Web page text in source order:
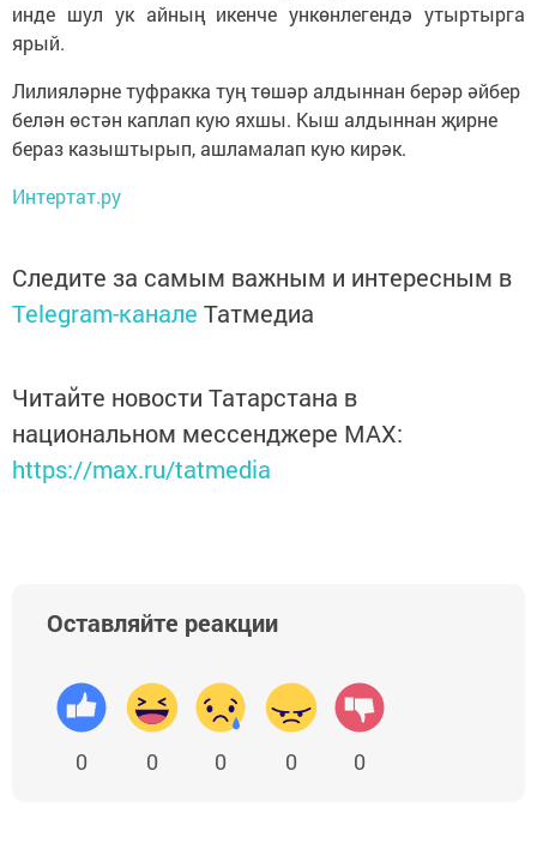
инде шул ук айның икенче ункөнлегендә утыртырга
ярый.
Лилияләрне туфракка туң төшәр алдыннан берәр әйбер
белән өстән каплап кую яхшы. Кыш алдыннан җирне
бераз казыштырып, ашламалап кую кирәк.
Интертат.ру
Следите за самым важным и интересным в
Telegram-канале Татмедиа
Читайте новости Татарстана в
национальном мессенджере MАХ:
https://max.ru/tatmedia
Оставляйте реакции
0 0 0 0 0